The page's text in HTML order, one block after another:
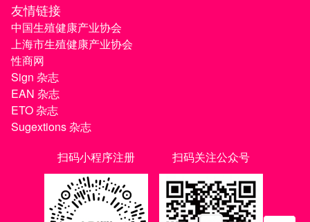
友情链接
中国生殖健康产业协会
上海市生殖健康产业协会
性商网
Sign 杂志
EAN 杂志
ETO 杂志
Sugextions 杂志
扫码小程序注册
扫码关注公众号